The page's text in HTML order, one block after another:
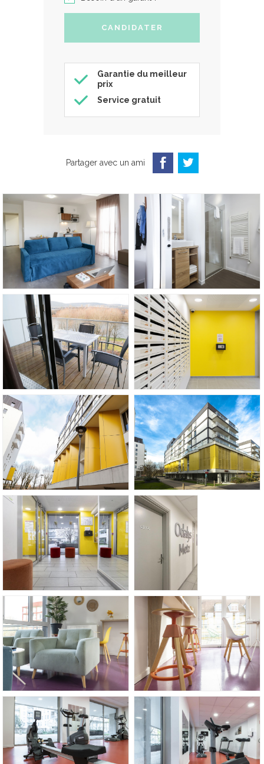
Garantie du meilleur
prix
Service gratuit
Partager avec un ami